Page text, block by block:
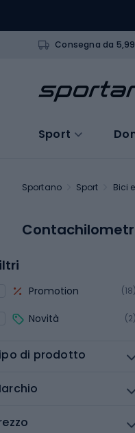
Consegna da
Sport
Sportano Sport Bici
Promotion (18)
Novità (2)
di prodotto